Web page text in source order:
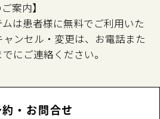
案内】
は患者様に無料でご利用いた
ンセル・変更は、お電話また
にご連絡ください。
約・お問合せ